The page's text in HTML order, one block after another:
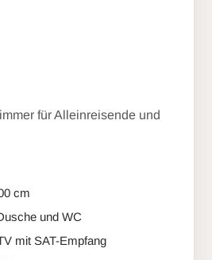
für Alleinreisende und
cm
und WC
mit SAT-Empfang